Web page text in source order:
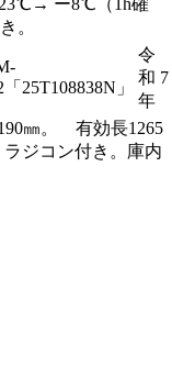
。
25T108838N」
令
和 7
年
㎜。 有効長1265
ジコン付き。庫内